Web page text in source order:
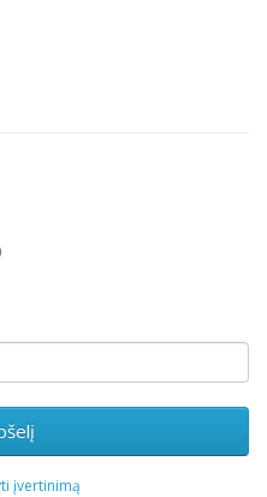
įvertinimą